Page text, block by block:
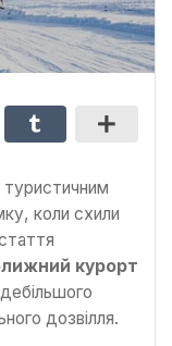
туристичним
коли схили
курорт
дозвілля.